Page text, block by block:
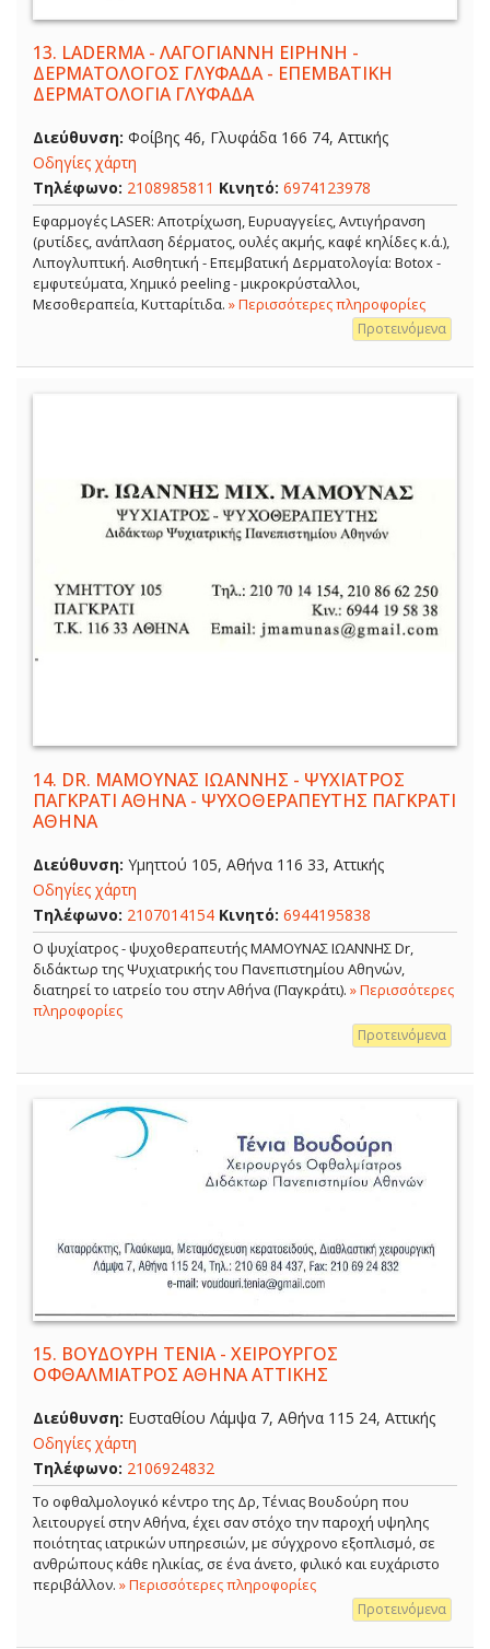
13. LADERMA - ΛΑΓΟΓΙΑΝΝΗ ΕΙΡΗΝΗ -
ΔΕΡΜΑΤΟΛΟΓΟΣ ΓΛΥΦΑΔΑ - ΕΠΕΜΒΑΤΙΚΗ
ΔΕΡΜΑΤΟΛΟΓΙΑ ΓΛΥΦΑΔΑ
Διεύθυνση: Φοίβης 46, Γλυφάδα 166 74, Αττικής
Οδηγίες χάρτη
Τηλέφωνο: 2108985811 Κινητό: 6974123978
Εφαρμογές LASER: Αποτρίχωση, Ευρυαγγείες, Αντιγήρανση
(ρυτίδες, ανάπλαση δέρματος, ουλές ακμής, καφέ κηλίδες κ.ά.),
Λιπογλυπτική. Αισθητική - Επεμβατική Δερματολογία: Botox -
εμφυτεύματα, Χημικό peeling - μικροκρύσταλλοι,
Μεσοθεραπεία, Κυτταρίτιδα. » Περισσότερες πληροφορίες
Προτεινόμενα
14. DR. ΜΑΜΟΥΝΑΣ ΙΩΑΝΝΗΣ - ΨΥΧΙΑΤΡΟΣ
ΠΑΓΚΡΑΤΙ ΑΘΗΝΑ - ΨΥΧΟΘΕΡΑΠΕΥΤΗΣ ΠΑΓΚΡΑΤΙ
ΑΘΗΝΑ
Διεύθυνση: Υμηττού 105, Αθήνα 116 33, Αττικής
Οδηγίες χάρτη
Τηλέφωνο: 2107014154 Κινητό: 6944195838
Ο ψυχίατρος - ψυχοθεραπευτής ΜΑΜΟΥΝΑΣ ΙΩΑΝΝΗΣ Dr,
διδάκτωρ της Ψυχιατρικής του Πανεπιστημίου Αθηνών,
διατηρεί το ιατρείο του στην Αθήνα (Παγκράτι). » Περισσότερες
πληροφορίες
Προτεινόμενα
15. ΒΟΥΔΟΥΡΗ ΤΕΝΙΑ - ΧΕΙΡΟΥΡΓΟΣ
ΟΦΘΑΛΜΙΑΤΡΟΣ ΑΘΗΝΑ ΑΤΤΙΚΗΣ
Διεύθυνση: Ευσταθίου Λάμψα 7, Αθήνα 115 24, Αττικής
Οδηγίες χάρτη
Τηλέφωνο: 2106924832
Το οφθαλμολογικό κέντρο της Δρ, Τένιας Βουδούρη που
λειτουργεί στην Αθήνα, έχει σαν στόχο την παροχή υψηλης
ποιότητας ιατρικών υπηρεσιών, με σύγχρονο εξοπλισμό, σε
ανθρώπους κάθε ηλικίας, σε ένα άνετο, φιλικό και ευχάριστο
περιβάλλον. » Περισσότερες πληροφορίες
Προτεινόμενα